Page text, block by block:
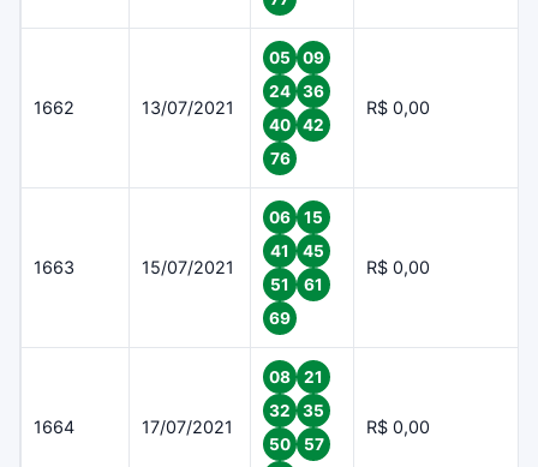
1662 13/07/2021
05
09
24
36
40
42
76
R$ 0,00
1663 15/07/2021
06
15
41
45
51
61
69
R$ 0,00
1664 17/07/2021
08
21
32
35
50
57
R$ 0,00